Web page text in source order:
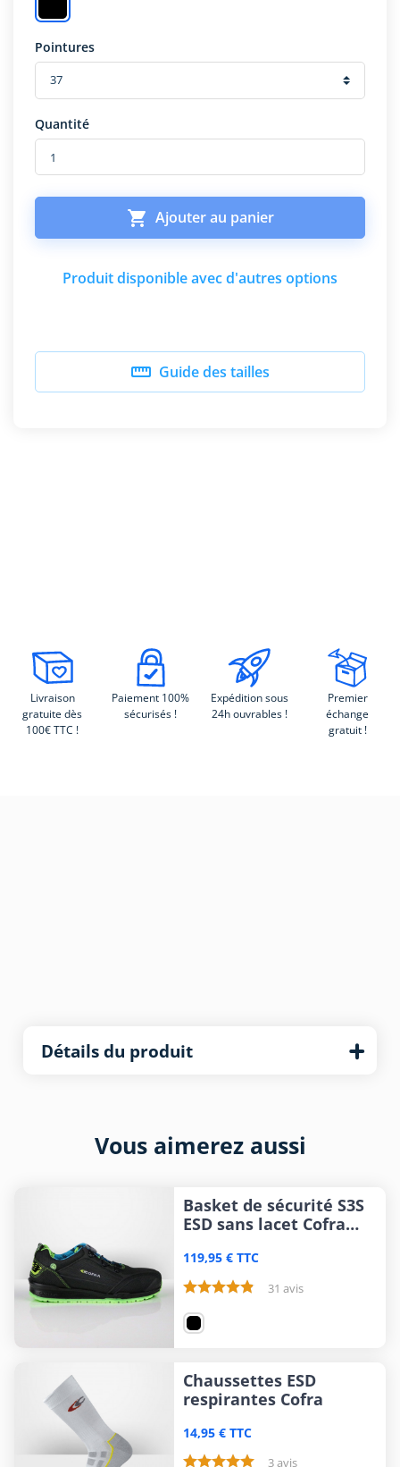
Pointures
Quantité
 Ajouter au panier
Produit disponible avec d'autres options
 Guide des tailles
Livraison
gratuite dès
100€ TTC !
Paiement 100%
sécurisés !
Expédition sous
24h ouvrables !
Premier
échange
gratuit !
Détails du produit
Vous aimerez aussi
Basket de sécurité S3S
ESD sans lacet Cofra
119,95 € TTC
31 avis
Chaussettes ESD
respirantes Cofra
14,95 € TTC
3 avis